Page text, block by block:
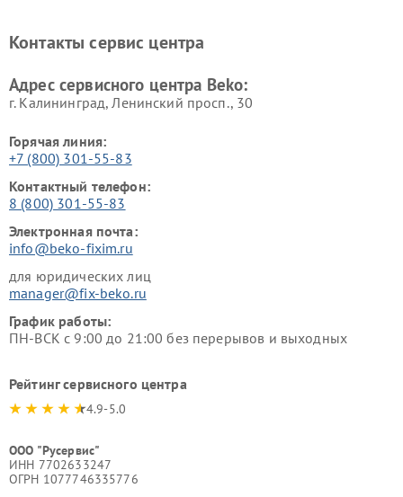
Ремонт холодильников Beko Ремонт морозильных камер
Контакты сервис центра
Адрес сервисного центра Beko:
г. Калининград, Ленинский просп., 30
Горячая линия:
+7 (800) 301-55-83
Контактный телефон:
8 (800) 301-55-83
Электронная почта:
info@beko-fixim.ru
для юридических лиц
manager@fix-beko.ru
График работы:
ПН-ВСК с 9:00 до 21:00 без перерывов и выходных
Рейтинг сервисного центра
4.9-5.0
ООО "Русервис"
ИНН 7702633247
ОГРН 1077746335776